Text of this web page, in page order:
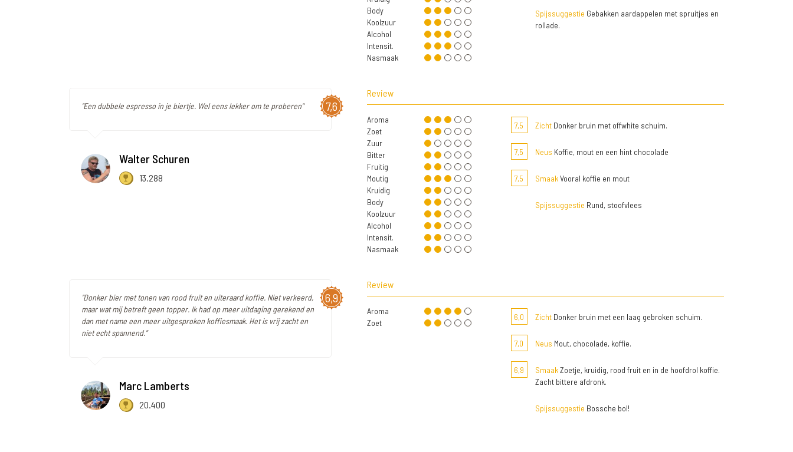
Body
Koolzuur
Alcohol
Intensit.
Nasmaak
Spijssuggestie Gebakken aardappelen met spruitjes en
rollade.
7,6
"Een dubbele espresso in je biertje. Wel eens lekker om te proberen"
Walter Schuren
13.288
Review
Aroma
Zoet
Zuur
Bitter
Fruitig
Moutig
Kruidig
Body
Koolzuur
Alcohol
Intensit.
Nasmaak
7,5 ZichtDonker bruin met offwhite schuim.
7,5 Neus Koffie, mout en een hint chocolade
7,5 SmaakVooral koffie en mout
Spijssuggestie Rund, stoofvlees
6,9
"Donker bier met tonen van rood fruit en uiteraard koffie. Niet verkeerd,
maar wat mij betreft geen topper. Ik had op meer uitdaging gerekend en
dan met name een meer uitgesproken koffiesmaak. Het is vrij zacht en
niet echt spannend."
Marc Lamberts
20.400
Review
Aroma
Zoet
6,0 ZichtDonker bruin met een laag gebroken schuim.
7,0 Neus Mout, chocolade, koffie.
6,9 SmaakZoetje, kruidig, rood fruit en in de hoofdrol koffie.
Zacht bittere afdronk.
Spijssuggestie Bossche bol!